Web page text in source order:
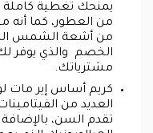
يمنحك تغطية كاملة
من العطور، كما أنه
من أشعة الشمس
الخصم والذي يوفر
مشترياتك.
كريم أساس إير مات
العديد من
تقدم السن،